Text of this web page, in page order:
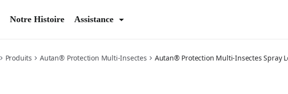
Notre Histoire Assistance
Produits Autan® Protection Multi-Insectes Autan® Protection Multi-Insectes Spray